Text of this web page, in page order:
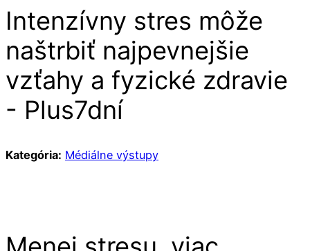
Intenzívny stres môže
naštrbiť najpevnejšie
vzťahy a fyzické zdravie
- Plus7dní
Kategória: Médiálne výstupy